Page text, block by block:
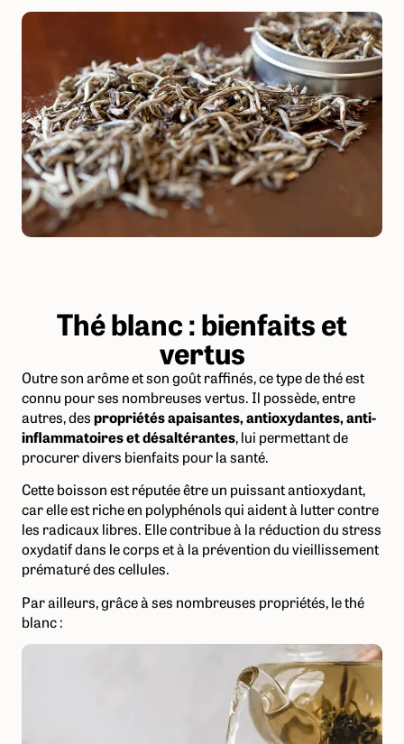
Thé blanc : bienfaits et
vertus
Outre son arôme et son goût raffinés, ce type de thé est
connu pour ses nombreuses vertus. Il possède, entre
autres, despropriétés apaisantes, antioxydantes, anti-
inflammatoires et désaltérantes, lui permettant de
procurer divers bienfaits pour la santé.
Cette boisson est réputée être un puissant antioxydant,
car elle est riche en polyphénols qui aident à lutter contre
les radicaux libres. Elle contribue à la réduction du stress
oxydatif dans le corps et à la prévention du vieillissement
prématuré des cellules.
Par ailleurs, grâce à ses nombreuses propriétés, le thé
blanc :